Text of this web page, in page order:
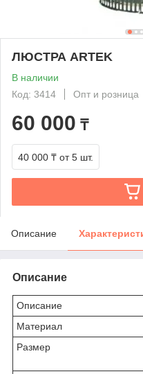
ЛЮСТРА ARTEK
В наличии
Код: 3414
Опт и розница
60 000 ₸
40 000 ₸ от 5 шт.
Описание
Описание
Описание
Материал
Размер